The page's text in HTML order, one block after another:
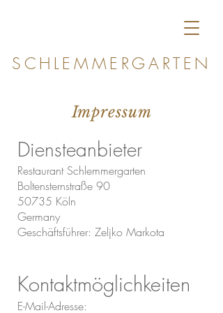
SCHLEMMERGARTEN
Impressum
Diensteanbieter
Restaurant Schlemmergarten
Boltensternstraße 90
50735 Köln
Germany
Geschäftsführer: Zeljko Markota
Kontaktmöglichkeiten
E-Mail-Adresse: